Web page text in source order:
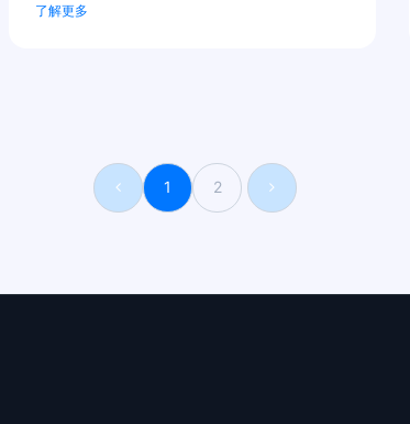
作，星米AI助力企业高效数字化转型。
了解更多
1 2